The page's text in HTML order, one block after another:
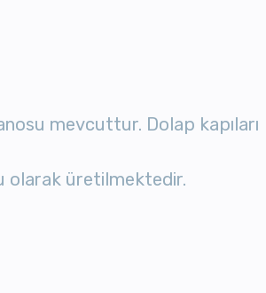
mevcuttur. Dolap kapıları
olarak üretilmektedir.